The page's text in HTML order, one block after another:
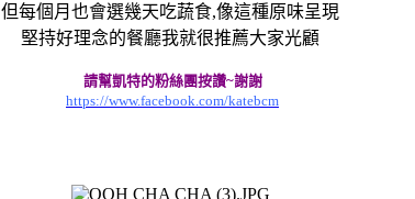
但每個月也會選幾天吃蔬食,像這種原味呈現
堅持好理念的餐廳我就很推薦大家光顧
請幫凱特的粉絲團按讚~謝謝
https://www.facebook.com/katebcm